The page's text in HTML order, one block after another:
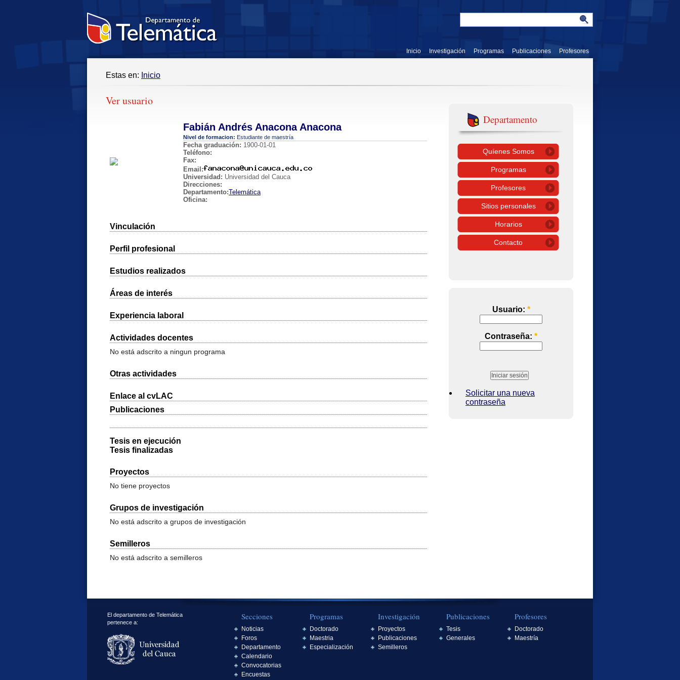
Inicio Investigación Programas Publicaciones Profesores
Estas en: Inicio
Ver usuario
Fabián Andrés Anacona Anacona
Nivel de formacion: Estudiante de maestría
Fecha graduación: 1900-01-01
Teléfono:
Fax:
Email:
Universidad: Universidad del Cauca
Direcciones:
Departamento:Telemática
Oficina:
Vinculación
Perfil profesional
Estudios realizados
Áreas de interés
Experiencia laboral
Actividades docentes
No está adscrito a ningun programa
Otras actividades
Enlace al cvLAC
Publicaciones
Tesis en ejecución
Tesis finalizadas
Proyectos
No tiene proyectos
Grupos de investigación
No está adscrito a grupos de investigación
Semilleros
No está adscrito a semilleros
Departamento
Quíenes Somos
Programas
Profesores
Sitios personales
Horarios
Contacto
Usuario: *
Contraseña: *
Solicitar una nueva
contraseña
El departamento de Telemática
pertenece a:
Secciones
Noticias
Foros
Departamento
Calendario
Convocatorias
Encuestas
Programas
Doctorado
Maestria
Especialización
Investigación
Proyectos
Publicaciones
Semilleros
Publicaciones
Tesis
Generales
Profesores
Doctorado
Maestría